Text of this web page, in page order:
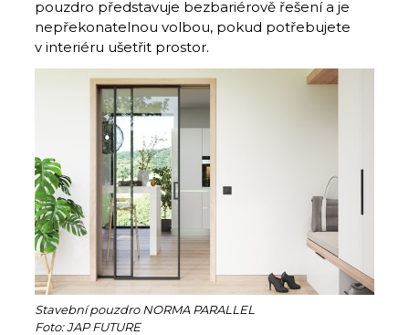
pouzdro představuje bezbariérově řešení a je
nepřekonatelnou volbou, pokud potřebujete
v interiéru ušetřit prostor.
Stavební pouzdro NORMA PARALLEL
Foto: JAP FUTURE